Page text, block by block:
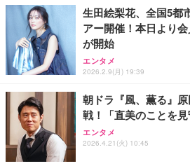
バッファロー Wi-Fi 6 ル
R-3000AX4P/NBK (× 2)
￥23,960
【整備済み品】富士通
9世代 16GB SSD256GB
￥33,980
マウス 無線 静音 ワイヤ
4GHz Type-C 充電式 無線
￥1,468
生田絵梨花、全国5都
アー開催！本日より
が開始
エンタメ
2026.2.9(月) 19:39
朝ドラ『風、薫る』
戦！「直美のことを
エンタメ
2026.4.21(火) 10:45